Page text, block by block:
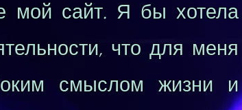
мой сайт. Я бы хотела
что для меня
смыслом жизни и